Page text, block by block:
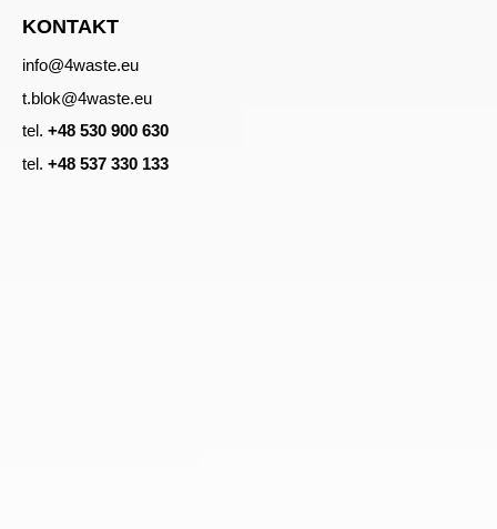
KONTAKT
info@4waste.eu
t.blok@4waste.eu
tel. +48 530 900 630
tel. +48 537 330 133